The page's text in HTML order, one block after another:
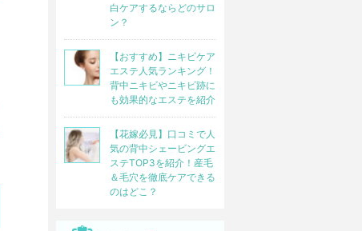
白ケアするならどのサロ
ン？
【おすすめ】ニキビケア
エステ人気ランキング！
背中ニキビやニキビ跡に
も効果的なエステを紹介
【花嫁必見】口コミで人
気の背中シェービングエ
ステTOP3を紹介！産毛
＆毛穴を徹底ケアできる
のはどこ？